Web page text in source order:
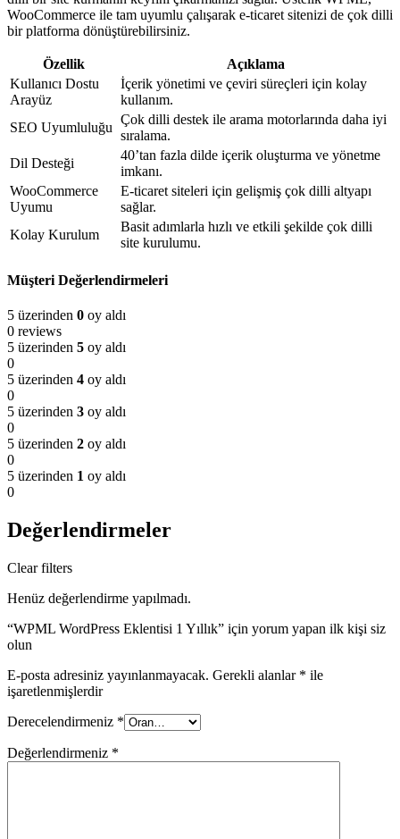
WooCommerce ile tam uyumlu çalışarak e-ticaret sitenizi de çok dilli
bir platforma dönüştürebilirsiniz.
Özellik
Açıklama
Kullanıcı Dostu
Arayüz
İçerik yönetimi ve çeviri süreçleri için kolay
kullanım.
SEO Uyumluluğu
Çok dilli destek ile arama motorlarında daha iyi
sıralama.
Dil Desteği
40’tan fazla dilde içerik oluşturma ve yönetme
imkanı.
WooCommerce
Uyumu
E-ticaret siteleri için gelişmiş çok dilli altyapı
sağlar.
Kolay Kurulum
Basit adımlarla hızlı ve etkili şekilde çok dilli
site kurulumu.
Müşteri Değerlendirmeleri
5 üzerinden 0 oy aldı
0 reviews
5 üzerinden 5 oy aldı
0
5 üzerinden 4 oy aldı
0
5 üzerinden 3 oy aldı
0
5 üzerinden 2 oy aldı
0
5 üzerinden 1 oy aldı
0
Değerlendirmeler
Clear filters
Henüz değerlendirme yapılmadı.
“WPML WordPress Eklentisi 1 Yıllık” için yorum yapan ilk kişi siz
olun
E-posta adresiniz yayınlanmayacak. Gerekli alanlar * ile
işaretlenmişlerdir
Derecelendirmeniz *
Değerlendirmeniz *